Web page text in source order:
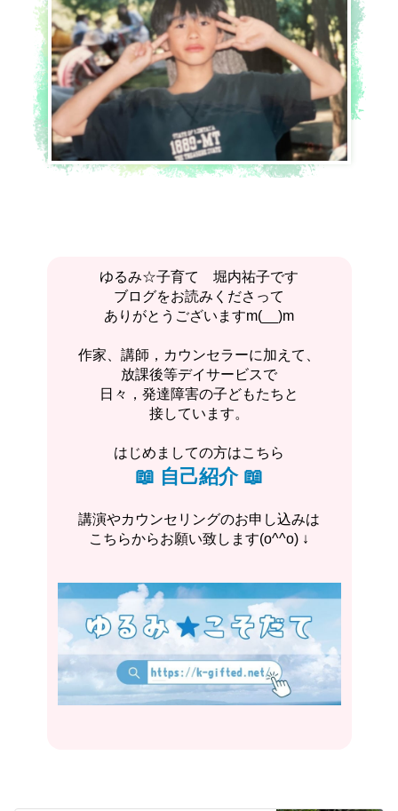
ゆるみ☆子育て 堀内祐子です
ブログをお読みくださって
ありがとうございますm(__)m
作家、講師，カウンセラーに加えて、
放課後等デイサービスで
日々，発達障害の子どもたちと
接しています。
はじめましての方はこちら
📖 自己紹介📖
講演やカウンセリングのお申し込みは
こちらからお願い致します(o^^o) ↓